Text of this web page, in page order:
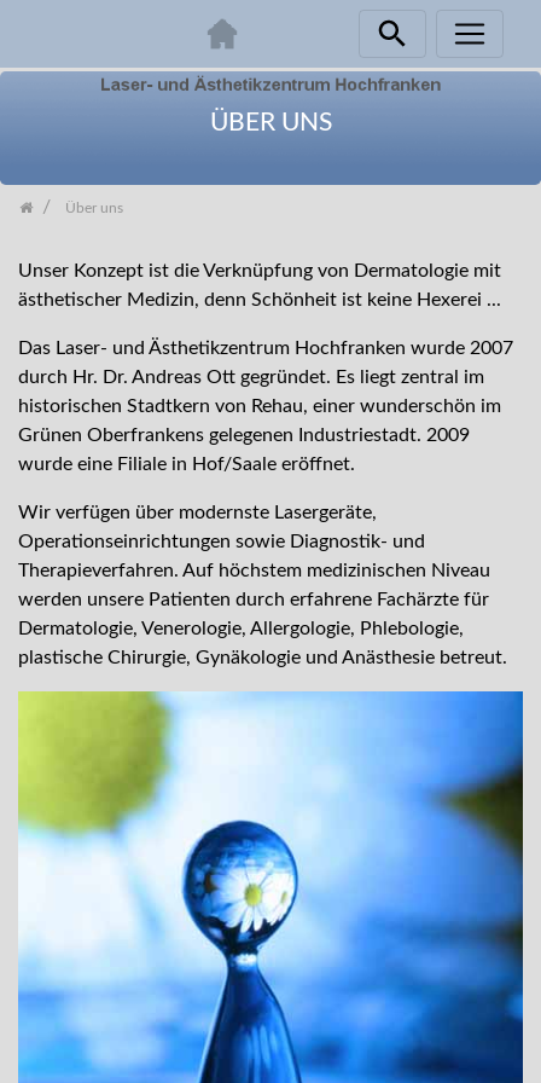
ÜBER UNS
Über uns
Unser Konzept ist die Verknüpfung von Dermatologie mit
ästhetischer Medizin, denn Schönheit ist keine Hexerei ...
Das Laser- und Ästhetikzentrum Hochfranken wurde 2007
durch Hr. Dr. Andreas Ott gegründet. Es liegt zentral im
historischen Stadtkern von Rehau, einer wunderschön im
Grünen Oberfrankens gelegenen Industriestadt. 2009
wurde eine Filiale in Hof/Saale eröffnet.
Wir verfügen über modernste Lasergeräte,
Operationseinrichtungen sowie Diagnostik- und
Therapieverfahren. Auf höchstem medizinischen Niveau
werden unsere Patienten durch erfahrene Fachärzte für
Dermatologie, Venerologie, Allergologie, Phlebologie,
plastische Chirurgie, Gynäkologie und Anästhesie betreut.